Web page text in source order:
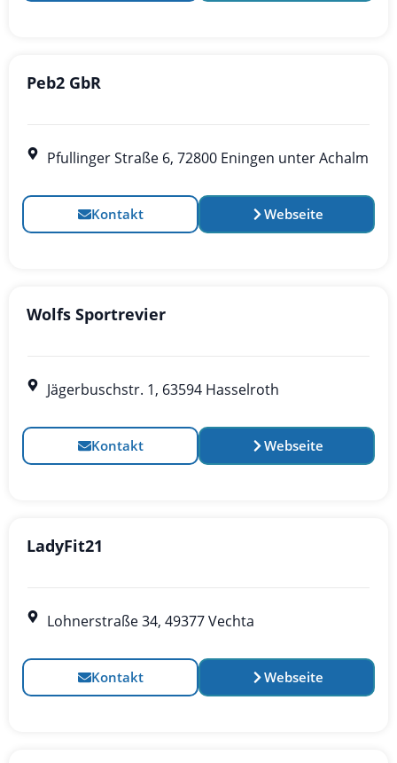
Peb2 GbR
Pfullinger Straße 6, 72800 Eningen unter Achalm
Kontakt Webseite
Wolfs Sportrevier
Jägerbuschstr. 1, 63594 Hasselroth
Kontakt Webseite
LadyFit21
Lohnerstraße 34, 49377 Vechta
Kontakt Webseite